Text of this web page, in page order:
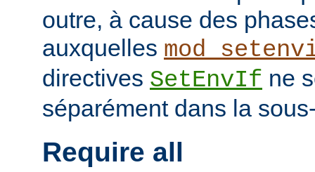
outre, à cause des
auxquelles
directives SetEnvIf ne
séparément dans la
Require all